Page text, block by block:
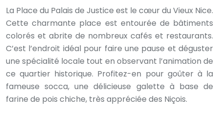
La Place du Palais de Justice est le cœur du Vieux Nice.
Cette charmante place est entourée de bâtiments
colorés et abrite de nombreux cafés et restaurants.
C’est l’endroit idéal pour faire une pause et déguster
une spécialité locale tout en observant l’animation de
ce quartier historique. Profitez-en pour goûter à la
fameuse socca, une délicieuse galette à base de
farine de pois chiche, très appréciée des Niçois.